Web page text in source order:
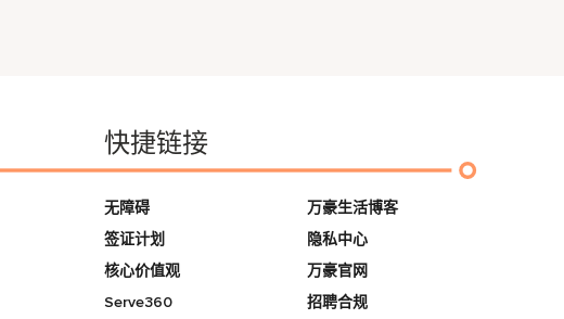
快捷链接
无障碍
签证计划
核心价值观
Serve360
万豪生活博客
隐私中心
万豪官网
招聘合规